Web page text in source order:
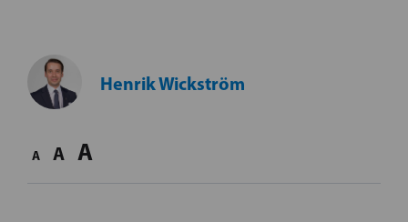
Henrik Wickström
A A A